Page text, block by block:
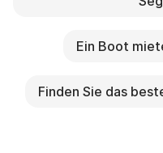
Ein Boot
Finden Sie das